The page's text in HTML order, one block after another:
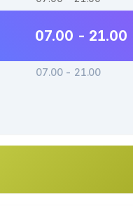
07.00 - 21.00
07.00 - 21.00